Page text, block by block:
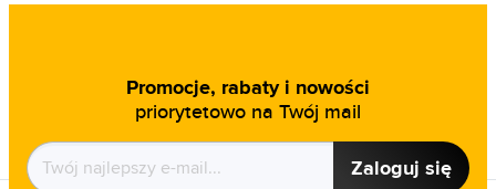
Promocje, rabaty i nowości
priorytetowo na Twój mail
Zaloguj się